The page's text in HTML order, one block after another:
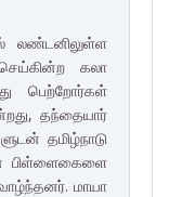
லண்டனிலுள்ள
கலா
பெற்றோர்கள்
தந்தையார்
தமிழ்நாடு
பிள்ளைகைளை
மாயா